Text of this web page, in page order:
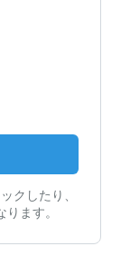
クしたり、
ます。